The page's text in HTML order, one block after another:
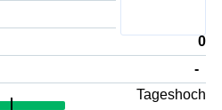
0
-
Tageshoch